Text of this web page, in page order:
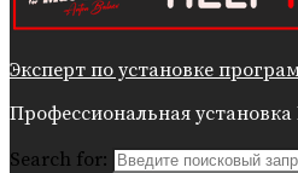
Эксперт по установке
Профессиональная
Search for: